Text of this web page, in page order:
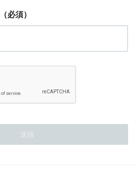
（必須）